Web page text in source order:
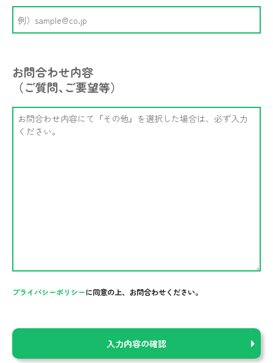
お問合わせ内容
（ご質問､ご要望等）
プライバシーポリシーに同意の上、お問合わせください。